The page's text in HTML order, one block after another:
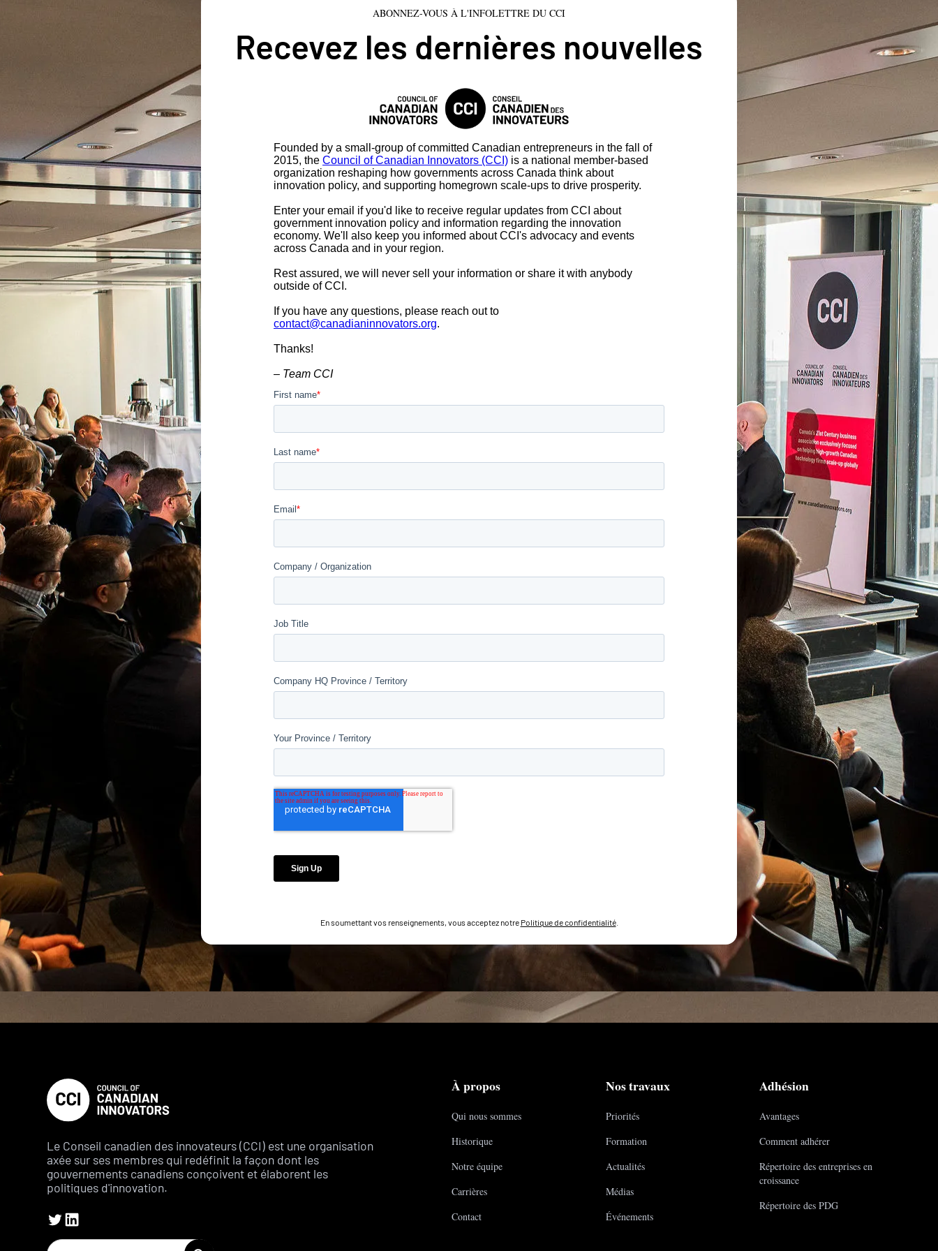
ABONNEZ-VOUS À L'INFOLETTRE DU CCI
Recevez les dernières nouvelles
En soumettant vos renseignements, vous acceptez notre Politique de confidentialité.
Le Conseil canadien des innovateurs (CCI) est une organisation
axée sur ses membres qui redéfinit la façon dont les
gouvernements canadiens conçoivent et élaborent les
politiques d'innovation.
À propos
Qui nous sommes
Historique
Notre équipe
Carrières
Contact
Nos travaux
Priorités
Formation
Actualités
Médias
Événements
Adhésion
Avantages
Comment adhérer
Répertoire des entreprises en
croissance
Répertoire des PDG